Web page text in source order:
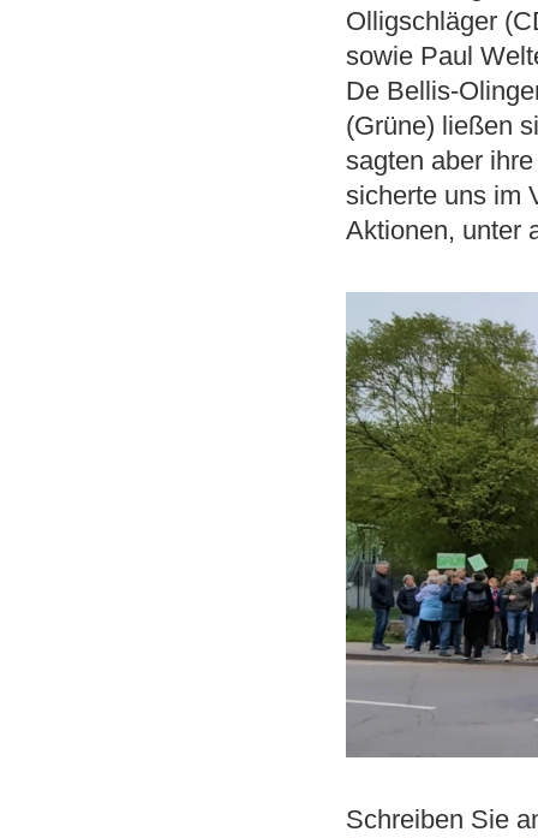
Olligschläger
sowie Paul
De Bellis-
(Grüne) ließen
sagten aber
sicherte uns im
Aktionen, unter
Schreiben Sie